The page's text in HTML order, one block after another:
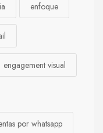
enfoque
engagement visual
por whatsapp